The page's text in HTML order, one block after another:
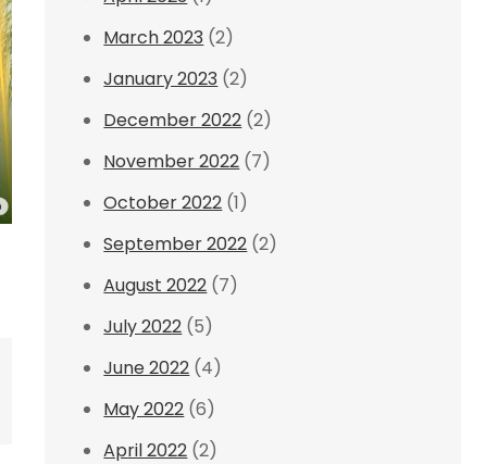
March 2023 (2)
January 2023 (2)
December 2022 (2)
November 2022 (7)
October 2022 (1)
September 2022 (2)
August 2022 (7)
July 2022 (5)
June 2022 (4)
May 2022 (6)
April 2022 (2)